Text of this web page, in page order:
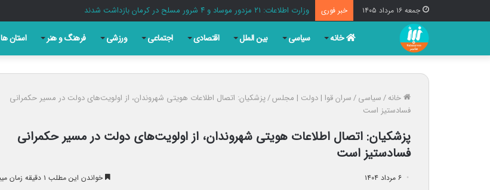
جمعه ۱۶ مرداد ۱۴۰۵ خبر فوری وزارت اطلاعات: ۲۱ مزدور موساد و ۴ شرور مسلح در کرمان بازداشت شدند
خانه سیاسی بین الملل اقتصادی اجتماعی ورزشی فرهنگ و هنر استان ها
خانه/سیاسی/سران قوا | دولت | مجلس/پزشکیان: اتصال اطلاعات هویتی شهروندان، از اولویت‌های دولت در مسیر حکمرانی
فسادستیز است
پزشکیان: اتصال اطلاعات هویتی شهروندان، از اولویت‌های دولت در مسیر حکمرانی
فسادستیز است
۶ مرداد ۱۴۰۴ خواندن این مطلب ۱ دقیقه زمان میبرد